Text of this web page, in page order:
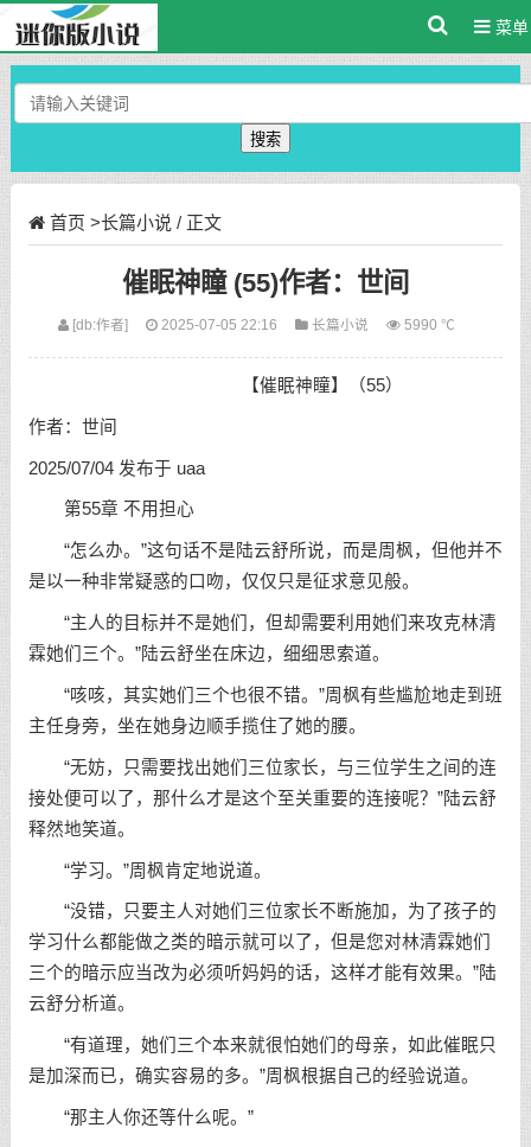
菜单
搜索
首页 >长篇小说 / 正文
催眠神瞳 (55)作者：世间
[db:作者] 2025-07-05 22:16 长篇小说 5990 ℃
【催眠神瞳】（55）
作者：世间
2025/07/04 发布于 uaa
第55章 不用担心
“怎么办。”这句话不是陆云舒所说，而是周枫，但他并不
是以一种非常疑惑的口吻，仅仅只是征求意见般。
“主人的目标并不是她们，但却需要利用她们来攻克林清
霖她们三个。”陆云舒坐在床边，细细思索道。
“咳咳，其实她们三个也很不错。”周枫有些尴尬地走到班
主任身旁，坐在她身边顺手揽住了她的腰。
“无妨，只需要找出她们三位家长，与三位学生之间的连
接处便可以了，那什么才是这个至关重要的连接呢？”陆云舒
释然地笑道。
“学习。”周枫肯定地说道。
“没错，只要主人对她们三位家长不断施加，为了孩子的
学习什么都能做之类的暗示就可以了，但是您对林清霖她们
三个的暗示应当改为必须听妈妈的话，这样才能有效果。”陆
云舒分析道。
“有道理，她们三个本来就很怕她们的母亲，如此催眠只
是加深而已，确实容易的多。”周枫根据自己的经验说道。
“那主人你还等什么呢。”